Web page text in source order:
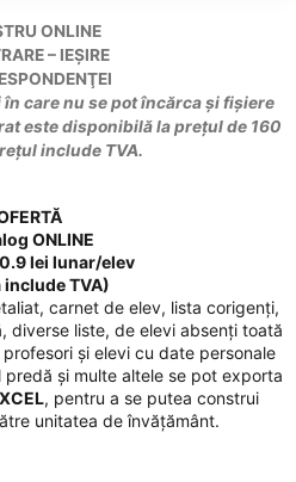
ONLINE
– IEŞIRE
care nu se pot încărca și fișiere
este disponibilă la prețul de 160
include TVA.
ONLINE
0.9 lei lunar/elev
include TVA)
carnet de elev, lista corigenți,
diverse liste, de elevi absenți toată
și elevi cu date personale
și multe altele se pot exporta
, pentru a se putea construi
unitatea de învățământ.